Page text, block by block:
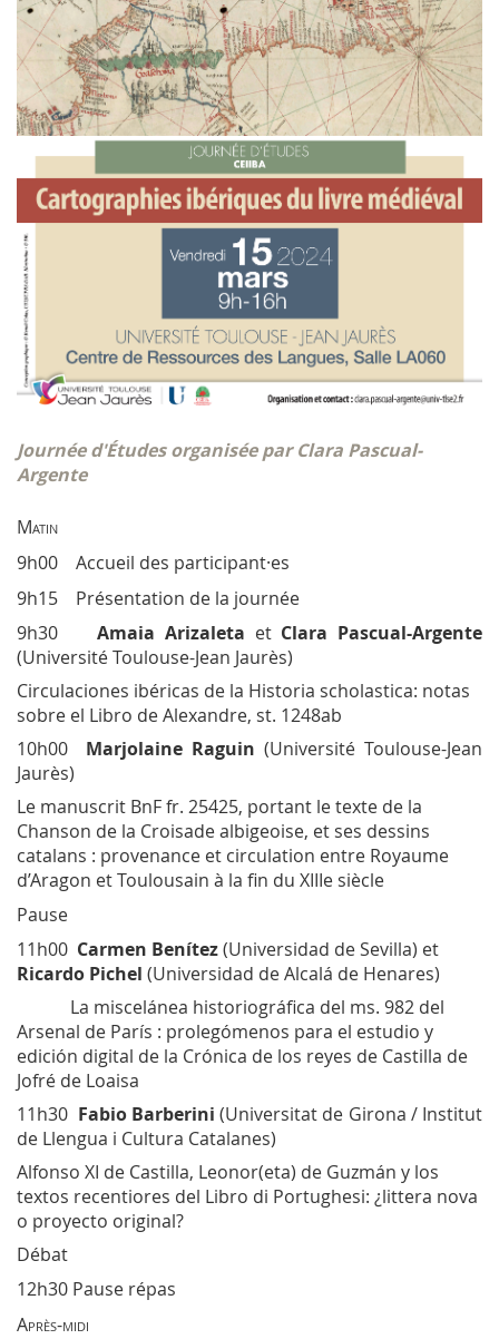
Journée d'Études organisée par Clara Pascual-
Argente
Matin
9h00 Accueil des participant·es
9h15 Présentation de la journée
9h30 Amaia Arizaleta etClara Pascual-Argente
(Université Toulouse-Jean Jaurès)
Circulaciones ibéricas de la Historia scholastica: notas
sobre el Libro de Alexandre, st. 1248ab
10h00 Marjolaine Raguin (Université Toulouse-Jean
Jaurès)
Le manuscrit BnF fr. 25425, portant le texte de la
Chanson de la Croisade albigeoise, et ses dessins
catalans : provenance et circulation entre Royaume
d’Aragon et Toulousain à la fin du XIIIe siècle
Pause
11h00 Carmen Benítez(Universidad de Sevilla) et
Ricardo Pichel (Universidad de Alcalá de Henares)
La miscelánea historiográfica del ms. 982 del
Arsenal de París : prolegómenos para el estudio y
edición digital de la Crónica de los reyes de Castilla de
Jofré de Loaisa
11h30 Fabio Barberini (Universitat de Girona / Institut
de Llengua i Cultura Catalanes)
Alfonso XI de Castilla, Leonor(eta) de Guzmán y los
textos recentiores del Libro di Portughesi: ¿littera nova
o proyecto original?
Débat
12h30 Pause répas
Après-midi